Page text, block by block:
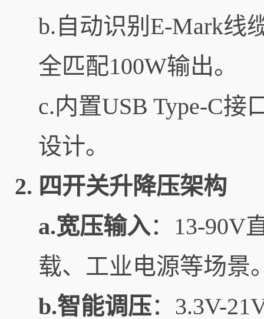
b.自动识别E-Mark线
全匹配100W输出。
c.内置USB Type-C接
设计。
2. 四开关升降压架构
a.宽压输入：13-90V
载、工业电源等场景
b.智能调压：3.3V-